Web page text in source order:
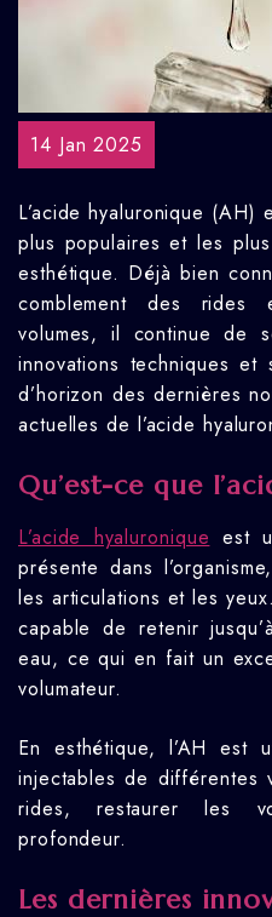
14 Jan 2025
L’acide hyaluronique (AH)
plus populaires et les
esthétique. Déjà bien
comblement des rides
volumes, il continue de
innovations techniques
d’horizon des dernières
actuelles de l’acide
Qu’est-ce que
L’acide hyaluronique est
présente dans
les articulations et les
capable de retenir
eau, ce qui en fait un
volumateur.
En esthétique, l’AH est
injectables de différentes
rides, restaurer les
profondeur.
Les dernières